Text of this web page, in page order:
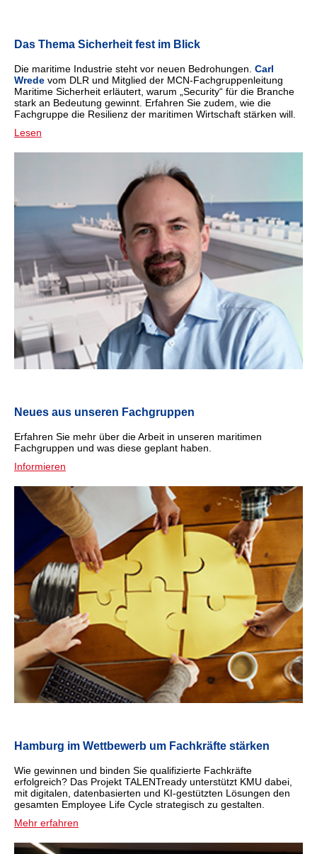
Das Thema Sicherheit fest im Blick
Die maritime Industrie steht vor neuen Bedrohungen. Carl
Wrede vom DLR und Mitglied der MCN-Fachgruppenleitung
Maritime Sicherheit erläutert, warum „Security“ für die Branche
stark an Bedeutung gewinnt. Erfahren Sie zudem, wie die
Fachgruppe die Resilienz der maritimen Wirtschaft stärken will.
Lesen
Neues aus unseren Fachgruppen
Erfahren Sie mehr über die Arbeit in unseren maritimen
Fachgruppen und was diese geplant haben.
Informieren
Hamburg im Wettbewerb um Fachkräfte stärken
Wie gewinnen und binden Sie qualifizierte Fachkräfte
erfolgreich? Das Projekt TALENTready unterstützt KMU dabei,
mit digitalen, datenbasierten und KI-gestützten Lösungen den
gesamten Employee Life Cycle strategisch zu gestalten.
Mehr erfahren